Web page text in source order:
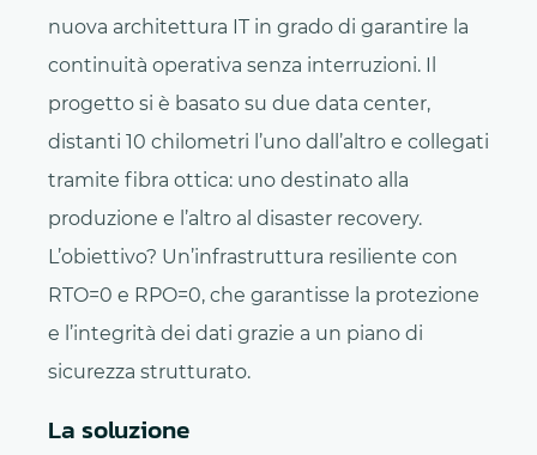
nuova architettura IT in grado di garantire la
continuità operativa senza interruzioni. Il
progetto si è basato su due data center,
distanti 10 chilometri l’uno dall’altro e collegati
tramite fibra ottica: uno destinato alla
produzione e l’altro al disaster recovery.
L’obiettivo? Un’infrastruttura resiliente con
RTO=0 e RPO=0, che garantisse la protezione
e l’integrità dei dati grazie a un piano di
sicurezza strutturato.
La soluzione